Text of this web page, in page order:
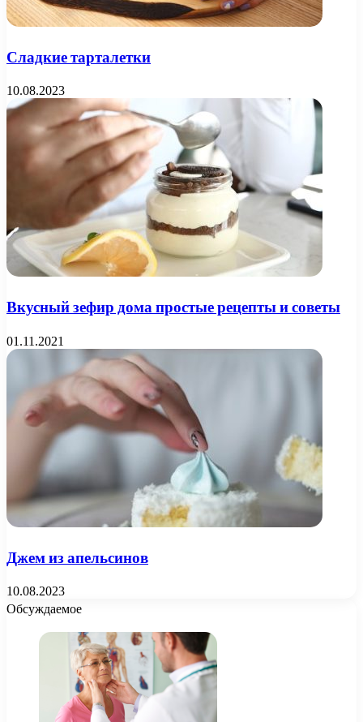
Сладкие тарталетки
10.08.2023
Вкусный зефир дома простые рецепты и советы
01.11.2021
Джем из апельсинов
10.08.2023
Обсуждаемое